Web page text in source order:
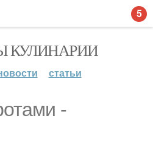
КУЛИНАРИИ
статьи
-
5